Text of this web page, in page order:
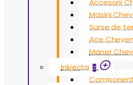
Accesorii
Masini
Surse de
Ace
Maner
Inkjecta 2